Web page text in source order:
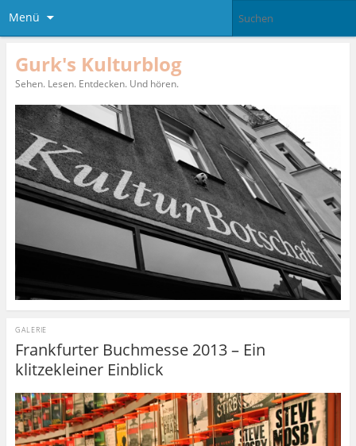
Menü
Gurk's Kulturblog
Sehen. Lesen. Entdecken. Und hören.
Frankfurter Buchmesse 2013 – Ein
klitzekleiner Einblick
GALERIE